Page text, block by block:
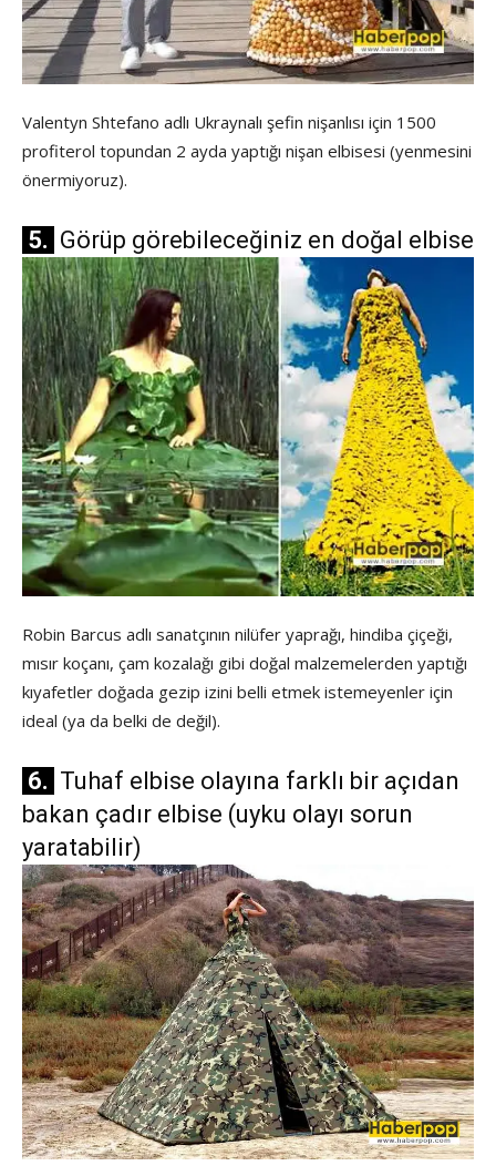
Valentyn Shtefano adlı Ukraynalı şefin nişanlısı için 1500
profiterol topundan 2 ayda yaptığı nişan elbisesi (yenmesini
önermiyoruz).
5. Görüp görebileceğiniz en doğal elbise
Robin Barcus adlı sanatçının nilüfer yaprağı, hindiba çiçeği,
mısır koçanı, çam kozalağı gibi doğal malzemelerden yaptığı
kıyafetler doğada gezip izini belli etmek istemeyenler için
ideal (ya da belki de değil).
6. Tuhaf elbise olayına farklı bir açıdan
bakan çadır elbise (uyku olayı sorun
yaratabilir)